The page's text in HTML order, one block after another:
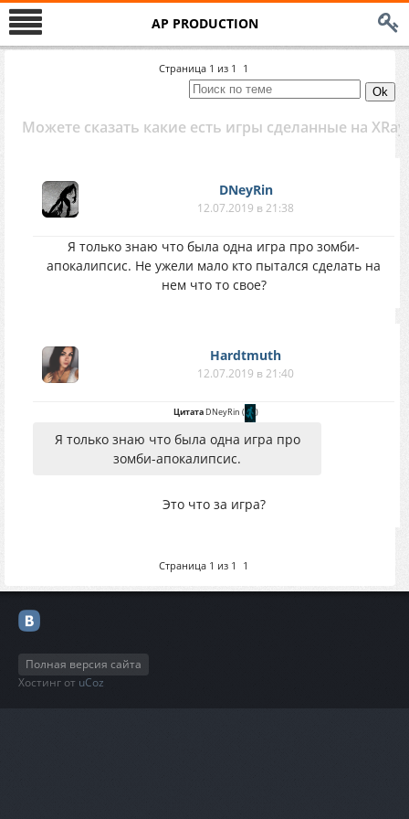
AP PRODUCTION
Страница 1 из 1 1
Можете сказать какие есть игры сделанные на XRay
DNeyRin
12.07.2019 в 21:38
Я только знаю что была одна игра про зомби-
апокалипсис. Не ужели мало кто пытался сделать на
нем что то свое?
Hardtmuth
12.07.2019 в 21:40
ЦитатаDNeyRin ( )
Я только знаю что была одна игра про
зомби-апокалипсис.
Это что за игра?
Страница 1 из 1 1
Полная версия сайта
Хостинг от uCoz